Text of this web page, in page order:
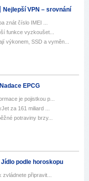
Nejlepší VPN – srovnání
znát číslo IMEI ...
funkce vyzkoušet...
výkonem, SSD a vyměn...
Nadace EPCG
je pojistkou p...
za 161 miliard ...
potraviny brzy...
Jídlo podle horoskopu
připravit...